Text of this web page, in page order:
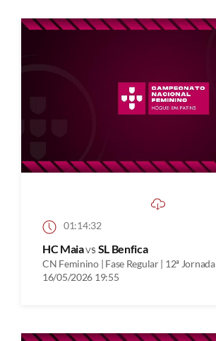
01:14:32
HC Maiavs SL Benfica
CN Feminino | Fase Regular | 12ª Jornada
16/05/2026 19:55